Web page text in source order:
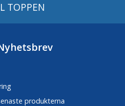
TOPPEN
produkterna